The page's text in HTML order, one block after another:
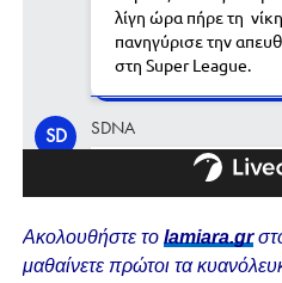
Ακολουθήστε το lamiara.gr
μαθαίνετε πρώτοι τα